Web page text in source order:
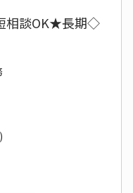
相談OK★長期◇